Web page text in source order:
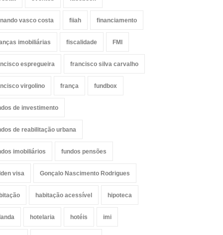
vasco costa fiiah financiamento
imobiliárias fiscalidade FMI
espregueira francisco silva carvalho
virgolino frança fundbox
de investimento
de reabilitação urbana
imobiliários fundos pensões
visa Gonçalo Nascimento Rodrigues
habitação acessível hipoteca
hotelaria hotéis imi